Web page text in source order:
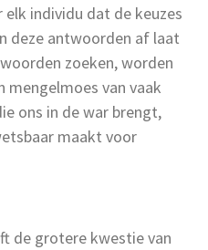
individu dat de keuzes
deze antwoorden af laat
zoeken, worden
van vaak
ons in de war brengt,
maakt voor
de grotere kwestie van